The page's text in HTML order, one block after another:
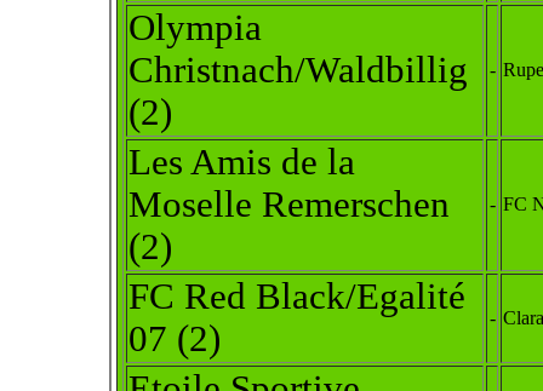
Olympia
Christnach/Waldbillig
(2)
-
Les Amis de la
Moselle Remerschen
(2)
- FC
FC Red Black/Egalité
07 (2)
- Cl